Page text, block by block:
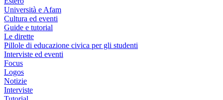
Università e Afam
Cultura ed eventi
Guide e tutorial
Le dirette
Pillole di educazione civica per gli studenti
Interviste ed eventi
Focus
Logos
Notizie
Interviste